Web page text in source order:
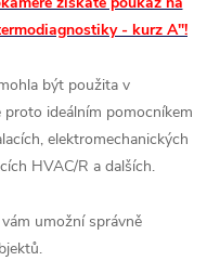
- kurz A"!
být použita v
ideálním pomocníkem
elektromechanických
HVAC/R a dalších.
umožní správně